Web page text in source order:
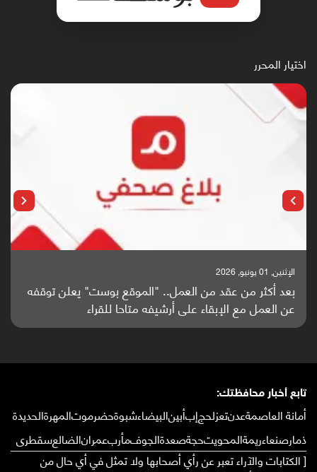
اختيار المحرر
الإثنين, 25 مايو, 2026
باحثون من اليمن يدخلون سباق أبحاث ألزهايمر بدراسة
واعدة منشورة عالميا (ترجمة)
تابع أخبار محافظتك:
أمانة العاصمةعدنتعزلحجإبأبينالبيضاءشبوةحضرموتالمهرةالحديدة
ذمارصنعاءريمةالمحويتحجةصعدةالجوفمأربعمرانالضالعسقطرى
[ الكتابات والآراء تعبر عن رأي أصحابها ولا تمثل في أي حال من